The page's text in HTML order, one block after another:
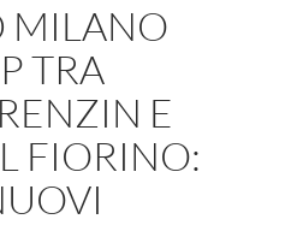
MILANO
TRA
E
FIORINO: